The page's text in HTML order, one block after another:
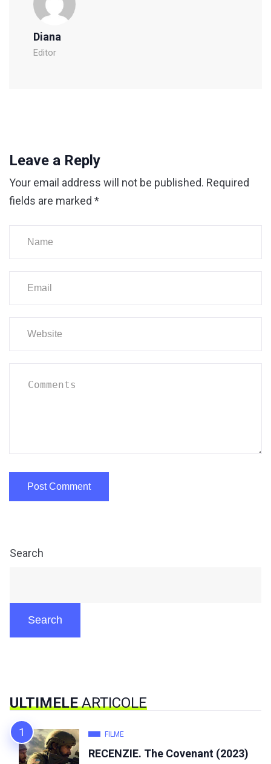
Diana
Editor
Leave a Reply
Your email address will not be published. Required
fields are marked *
Search
Search
ULTIMELEARTICOLE
FILME
RECENZIE. The Covenant (2023)